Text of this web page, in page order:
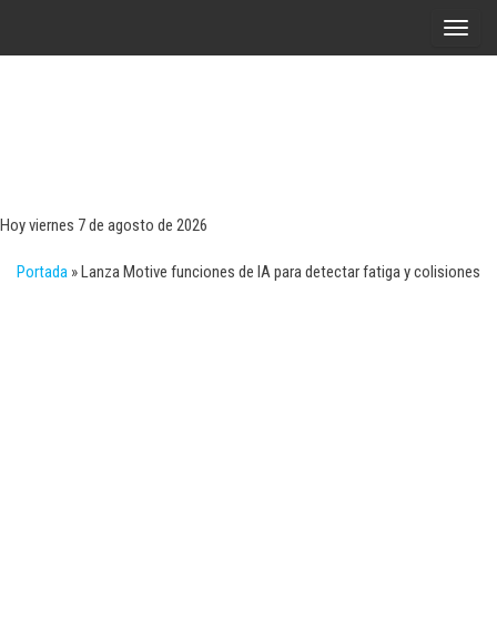
A
l
Hoy viernes 7 de agosto de 2026
Portada »Lanza Motive funciones de IA para detectar fatiga y colisiones